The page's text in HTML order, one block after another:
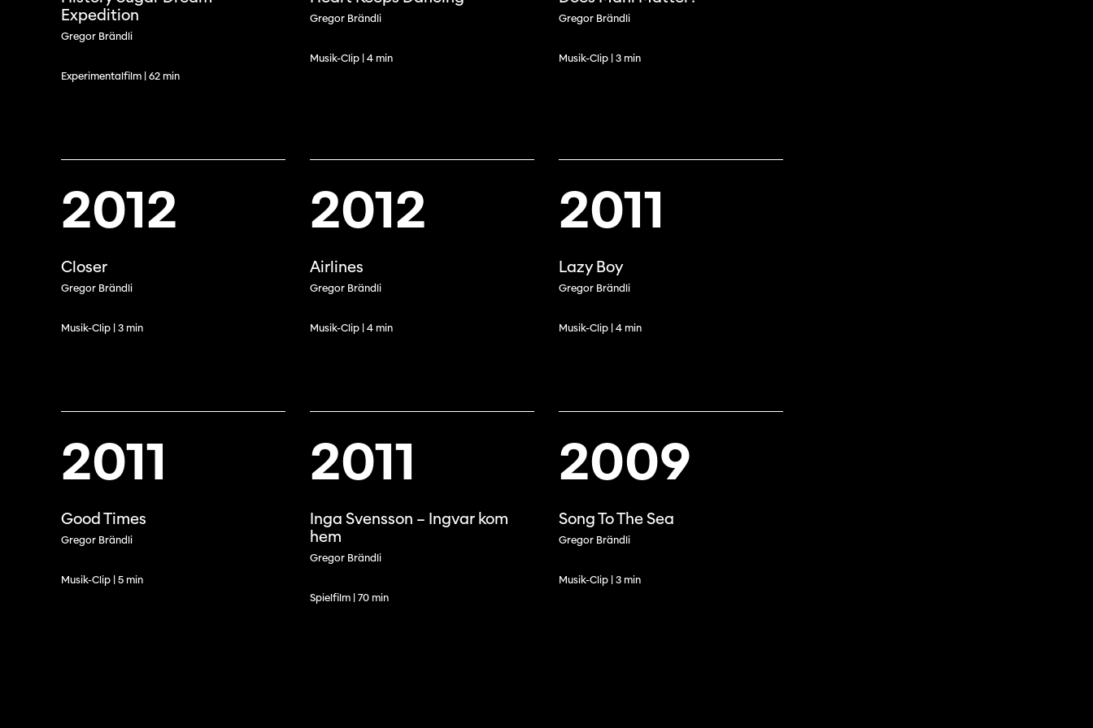
Expedition
Gregor Brändli
Experimentalfilm | 62 min
Gregor Brändli
Musik-Clip | 4 min
Gregor Brändli
Musik-Clip | 3 min
2012
Closer
Gregor Brändli
Musik-Clip | 3 min
2012
Airlines
Gregor Brändli
Musik-Clip | 4 min
2011
Lazy Boy
Gregor Brändli
Musik-Clip | 4 min
2011
Good Times
Gregor Brändli
Musik-Clip | 5 min
2011
Inga Svensson – Ingvar kom
hem
Gregor Brändli
Spielfilm | 70 min
2009
Song To The Sea
Gregor Brändli
Musik-Clip | 3 min